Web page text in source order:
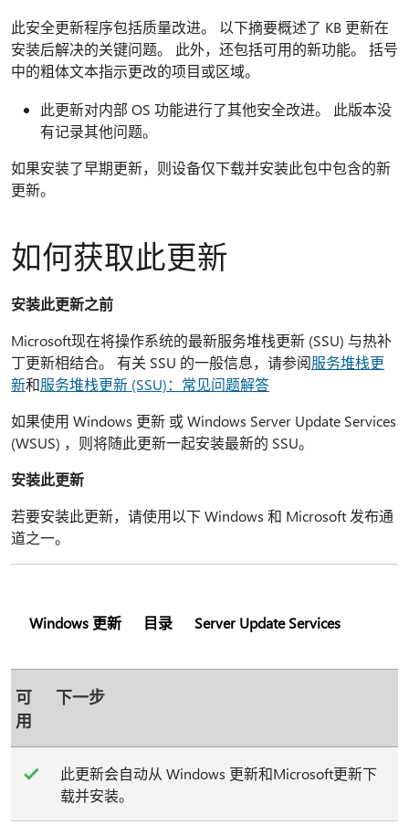
此安全更新程序包括质量改进。 以下摘要概述了 KB 更新在
安装后解决的关键问题。 此外，还包括可用的新功能。 括号
中的粗体文本指示更改的项目或区域。
此更新对内部 OS 功能进行了其他安全改进。 此版本没
有记录其他问题。
如果安装了早期更新，则设备仅下载并安装此包中包含的新
更新。
如何获取此更新
安装此更新之前
Microsoft现在将操作系统的最新服务堆栈更新 (SSU) 与热补
丁更新相结合。 有关 SSU 的一般信息，请参阅服务堆栈更
新和服务堆栈更新 (SSU)：常见问题解答
如果使用 Windows 更新 或 Windows Server Update Services
(WSUS) ，则将随此更新一起安装最新的 SSU。
安装此更新
若要安装此更新，请使用以下 Windows 和 Microsoft 发布通
道之一。
Windows 更新 目录 Server Update Services
可
用
下一步
此更新会自动从 Windows 更新和Microsoft更新下
载并安装。